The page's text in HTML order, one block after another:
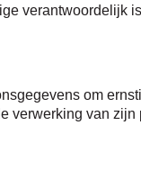
verantwoordelijk
om
verwerking van